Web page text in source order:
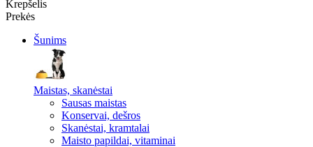
Krepšelis
Prekės
Šunims
Maistas, skanėstai
Sausas maistas
Konservai, dešros
Skanėstai, kramtalai
Maisto papildai, vitaminai